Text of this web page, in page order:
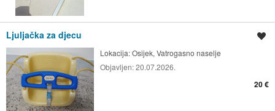
Ljuljačka za djecu
Lokacija:Osijek, Vatrogasno naselje
Objavljen:20.07.2026.
20 €